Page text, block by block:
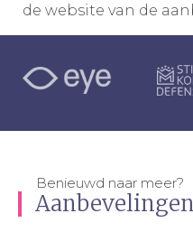
de website van de
Benieuwd naar meer?